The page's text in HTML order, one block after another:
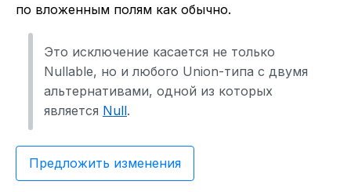
по вложенным полям как обычно.
Это исключение касается не только
Nullable, но и любого Union-типа с двумя
альтернативами, одной из которых
является Null.
Предложить изменения